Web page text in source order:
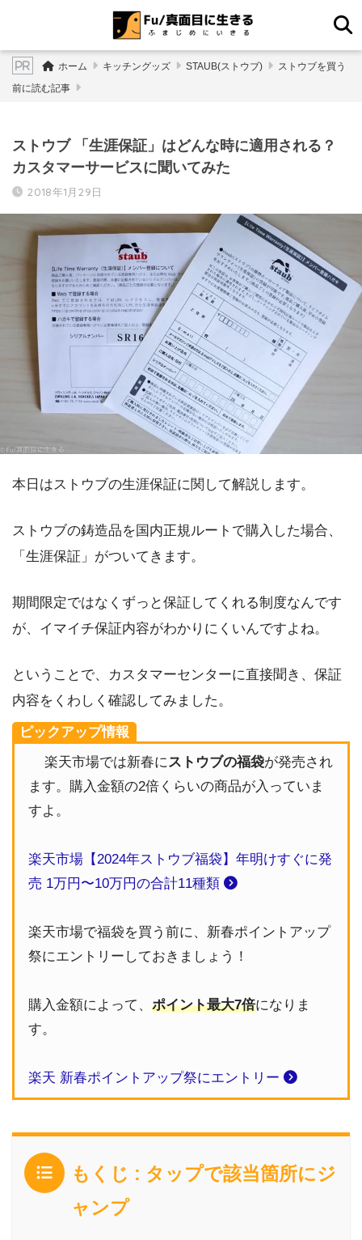
ホーム キッチングッズ STAUB(ストウブ) ストウブを買う
前に読む記事
ストウブ 「生涯保証」はどんな時に適用される？
カスタマーサービスに聞いてみた
2018年1月29日
本日はストウブの生涯保証に関して解説します。
ストウブの鋳造品を国内正規ルートで購入した場合、
「生涯保証」がついてきます。
期間限定ではなくずっと保証してくれる制度なんです
が、イマイチ保証内容がわかりにくいんですよね。
ということで、カスタマーセンターに直接聞き、保証
内容をくわしく確認してみました。
ピックアップ情報
楽天市場では新春にストウブの福袋が発売され
ます。購入金額の2倍くらいの商品が入っていま
すよ。
楽天市場【2024年ストウブ福袋】年明けすぐに発
売 1万円〜10万円の合計11種類
楽天市場で福袋を買う前に、新春ポイントアップ
祭にエントリーしておきましょう！
購入金額によって、 ポイント最大7倍になりま
す。
楽天 新春ポイントアップ祭にエントリー
もくじ : タップで該当箇所にジ
ャンプ